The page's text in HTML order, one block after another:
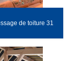
de toiture 31